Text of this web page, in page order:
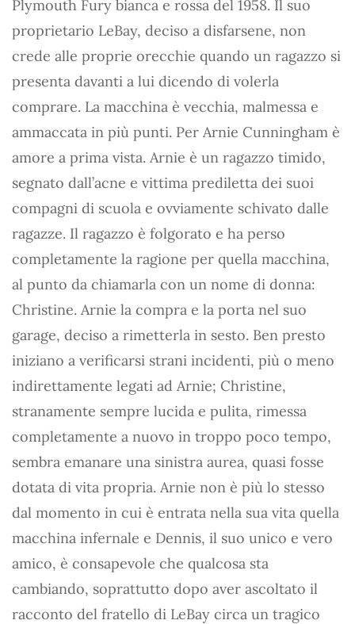
Plymouth Fury bianca e rossa del 1958. Il suo
proprietario LeBay, deciso a disfarsene, non
crede alle proprie orecchie quando un ragazzo si
presenta davanti a lui dicendo di volerla
comprare. La macchina è vecchia, malmessa e
ammaccata in più punti. Per Arnie Cunningham è
amore a prima vista. Arnie è un ragazzo timido,
segnato dall’acne e vittima prediletta dei suoi
compagni di scuola e ovviamente schivato dalle
ragazze. Il ragazzo è folgorato e ha perso
completamente la ragione per quella macchina,
al punto da chiamarla con un nome di donna:
Christine. Arnie la compra e la porta nel suo
garage, deciso a rimetterla in sesto. Ben presto
iniziano a verificarsi strani incidenti, più o meno
indirettamente legati ad Arnie; Christine,
stranamente sempre lucida e pulita, rimessa
completamente a nuovo in troppo poco tempo,
sembra emanare una sinistra aurea, quasi fosse
dotata di vita propria. Arnie non è più lo stesso
dal momento in cui è entrata nella sua vita quella
macchina infernale e Dennis, il suo unico e vero
amico, è consapevole che qualcosa sta
cambiando, soprattutto dopo aver ascoltato il
racconto del fratello di LeBay circa un tragico